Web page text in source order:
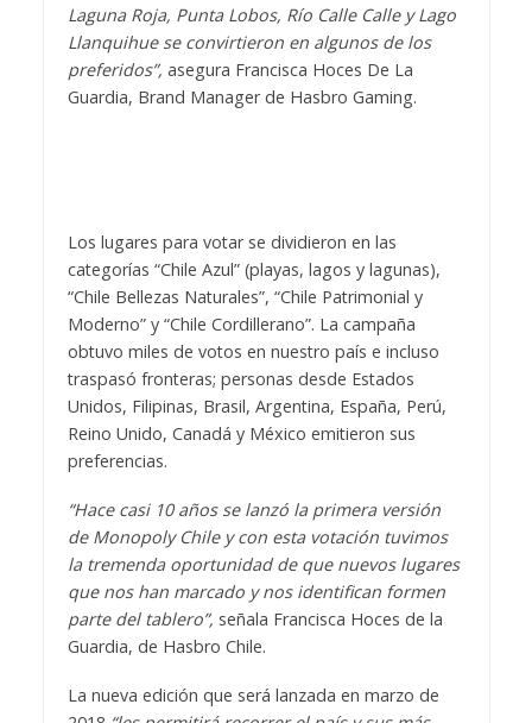
Laguna Roja, Punta Lobos, Río Calle Calle y Lago
Llanquihue se convirtieron en algunos de los
preferidos”, asegura Francisca Hoces De La
Guardia, Brand Manager de Hasbro Gaming.
Los lugares para votar se dividieron en las
categorías “Chile Azul” (playas, lagos y lagunas),
“Chile Bellezas Naturales”, “Chile Patrimonial y
Moderno” y “Chile Cordillerano”. La campaña
obtuvo miles de votos en nuestro país e incluso
traspasó fronteras; personas desde Estados
Unidos, Filipinas, Brasil, Argentina, España, Perú,
Reino Unido, Canadá y México emitieron sus
preferencias.
“Hace casi 10 años se lanzó la primera versión
de Monopoly Chile y con esta votación tuvimos
la tremenda oportunidad de que nuevos lugares
que nos han marcado y nos identifican formen
parte del tablero”, señala Francisca Hoces de la
Guardia, de Hasbro Chile.
La nueva edición que será lanzada en marzo de